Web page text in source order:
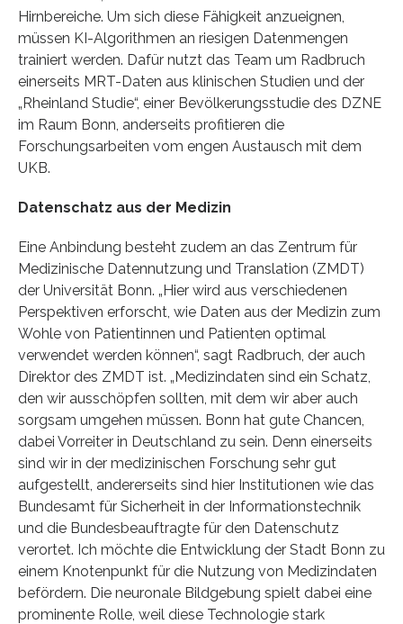
Hirnbereiche. Um sich diese Fähigkeit anzueignen,
müssen KI-Algorithmen an riesigen Datenmengen
trainiert werden. Dafür nutzt das Team um Radbruch
einerseits MRT-Daten aus klinischen Studien und der
„Rheinland Studie“, einer Bevölkerungsstudie des DZNE
im Raum Bonn, anderseits profitieren die
Forschungsarbeiten vom engen Austausch mit dem
UKB.
Datenschatz aus der Medizin
Eine Anbindung besteht zudem an das Zentrum für
Medizinische Datennutzung und Translation (ZMDT)
der Universität Bonn. „Hier wird aus verschiedenen
Perspektiven erforscht, wie Daten aus der Medizin zum
Wohle von Patientinnen und Patienten optimal
verwendet werden können“, sagt Radbruch, der auch
Direktor des ZMDT ist. „Medizindaten sind ein Schatz,
den wir ausschöpfen sollten, mit dem wir aber auch
sorgsam umgehen müssen. Bonn hat gute Chancen,
dabei Vorreiter in Deutschland zu sein. Denn einerseits
sind wir in der medizinischen Forschung sehr gut
aufgestellt, andererseits sind hier Institutionen wie das
Bundesamt für Sicherheit in der Informationstechnik
und die Bundesbeauftragte für den Datenschutz
verortet. Ich möchte die Entwicklung der Stadt Bonn zu
einem Knotenpunkt für die Nutzung von Medizindaten
befördern. Die neuronale Bildgebung spielt dabei eine
prominente Rolle, weil diese Technologie stark